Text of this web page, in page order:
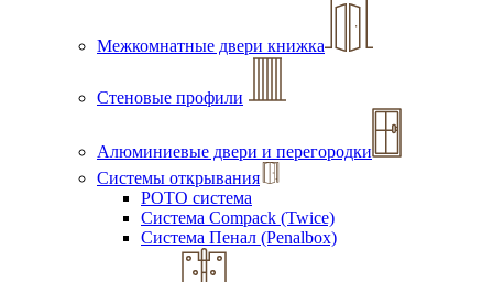
Межкомнатные двери книжка
Стеновые профили
Алюминиевые двери и перегородки
Системы открывания
РОТО система
Система Compack (Twice)
Система Пенал (Penalbox)